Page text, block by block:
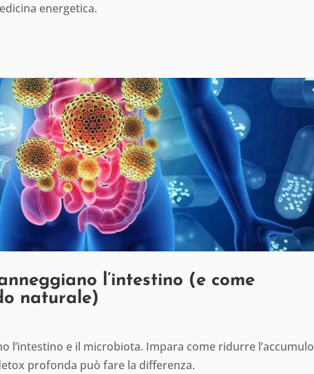
energetica.
l’intestino (e come
naturale)
l’intestino e il microbiota. Impara come ridurre l’accumulo
profonda può fare la differenza.